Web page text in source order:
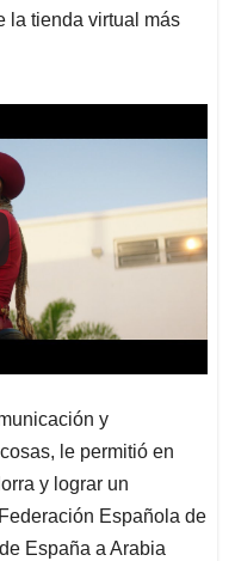
la tienda virtual más
y
le permitió en
y lograr un
Española de
España a Arabia